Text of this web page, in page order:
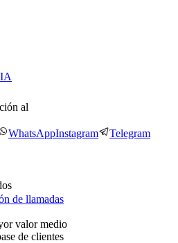
al
WhatsAppInstagram Telegram
de llamadas
valor medio
de clientes